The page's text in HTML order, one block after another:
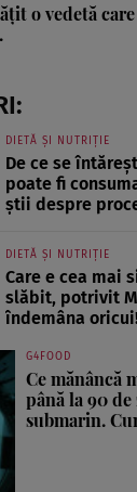
o vedetă
DIETĂ ȘI NUTRIȚIE
De ce se
poate fi
știi despre
DIETĂ ȘI NUTRIȚIE
Care e cea mai
slăbit, potrivit
îndemâna
G4FOOD
Ce mănâncă
până la 90
submarin.